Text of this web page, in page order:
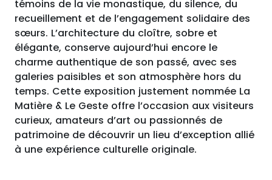
témoins de la vie monastique, du silence, du
recueillement et de l’engagement solidaire des
sœurs. L’architecture du cloître, sobre et
élégante, conserve aujourd’hui encore le
charme authentique de son passé, avec ses
galeries paisibles et son atmosphère hors du
temps. Cette exposition justement nommée La
Matière & Le Geste offre l’occasion aux visiteurs
curieux, amateurs d’art ou passionnés de
patrimoine de découvrir un lieu d’exception allié
à une expérience culturelle originale.